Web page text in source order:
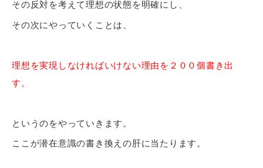
その反対を考えて理想の状態を明確にし、
その次にやっていくことは、
理想を実現しなければいけない理由を２００個書き出
す。
というのをやっていきます。
ここが潜在意識の書き換えの肝に当たります。